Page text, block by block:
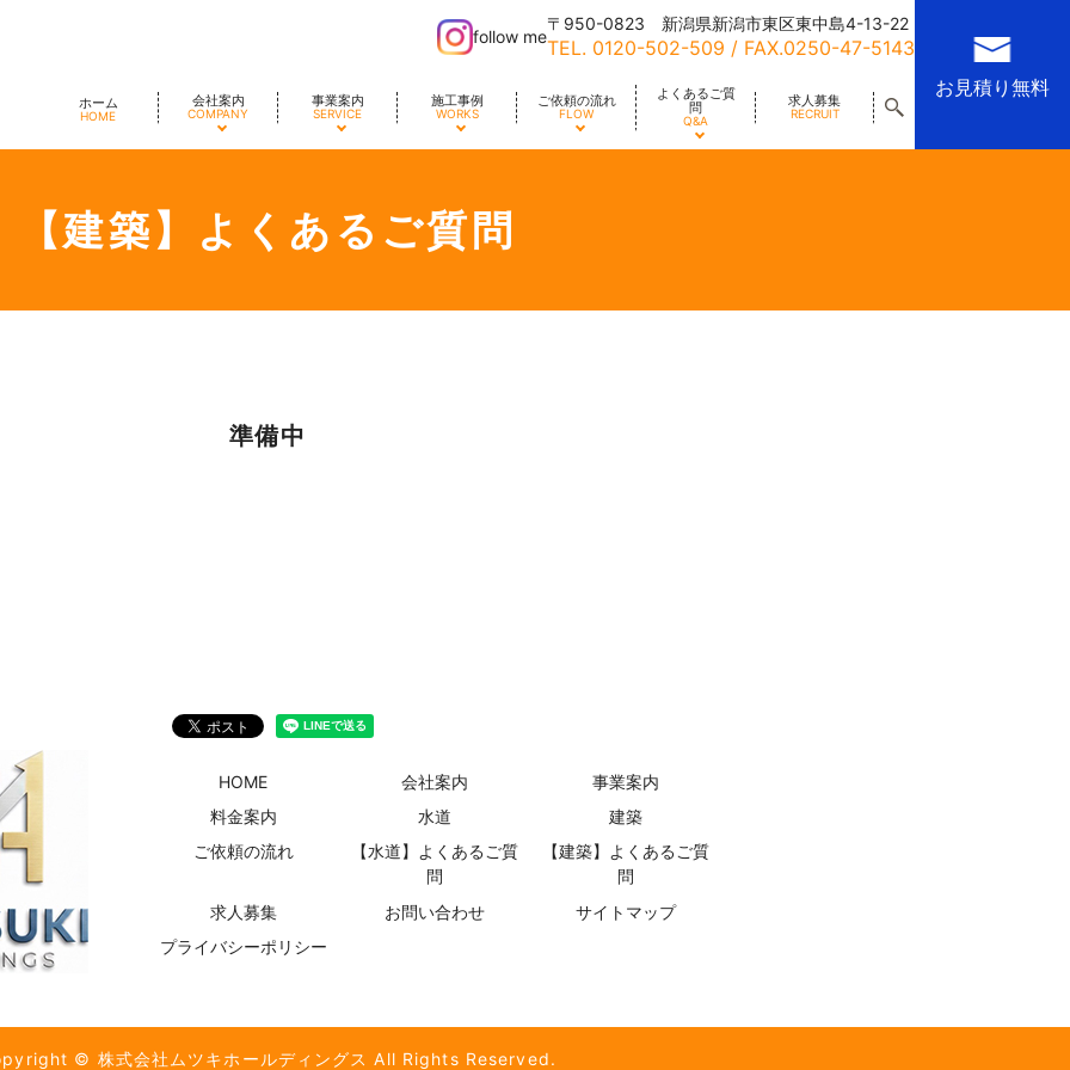
ホーム
HOME
会社案内
COMPANY
事業案内
SERVICE
施工事例
WORKS
ご依頼の流れ
FLOW
よくあるご質
問
Q&A
求人募集
RECRUIT
follow me
〒950-0823 新潟県新潟市東区東中島4-13-22
TEL. 0120-502-509 / FAX.0250-47-5143
お見積り無料
【建築】よくあるご質問
準備中
HOME 会社案内
事業案内
料金案内
水道
建築
ご依頼の流れ
【水道】よくあるご質
問
【建築】よくあるご質
問
求人募集
お問い合わせ
サイトマップ
プライバシーポリシー
© 株式会社ムツキホールディングス All Rights Reserved.